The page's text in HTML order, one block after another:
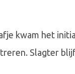
kwam het
Slagter